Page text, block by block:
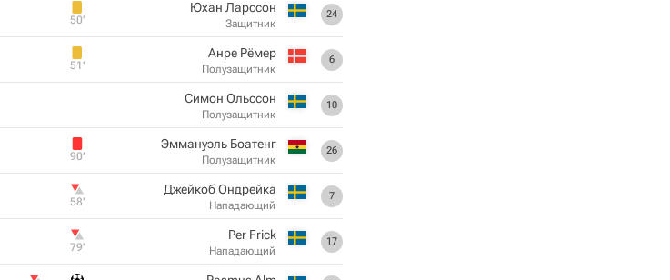
24
Юхан Ларссон
Защитник
50‎’‎
6
Анре Рёмер
Полузащитник
51‎’‎
10
Симон Ольссон
Полузащитник
26
Эммануэль Боатенг
Полузащитник
90‎’‎
7
Джейкоб Ондрейка
Нападающий
58‎’‎
17
Per Frick
Нападающий
79‎’‎